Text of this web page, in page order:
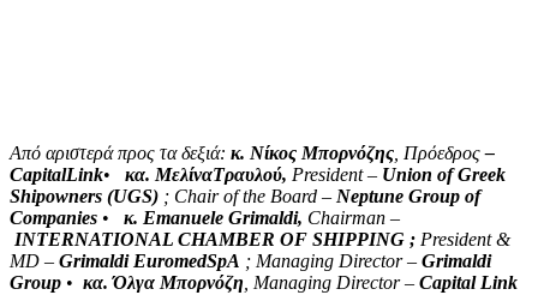
Από αριστερά προς τα δεξιά: κ. Νίκος Μπορνόζης, Πρόεδρος–
CapitalLink• κα. ΜελίναΤραυλού, President – Union of Greek
Shipowners (UGS) ; Chair of the Board – Neptune Group of
Companies • κ. Emanuele Grimaldi, Chairman –
INTERNATIONAL CHAMBER OF SHIPPING ; President &
MD – Grimaldi EuromedSpA ; Managing Director – Grimaldi
Group • κα.Όλγα Μπορνόζη, Managing Director – Capital Link